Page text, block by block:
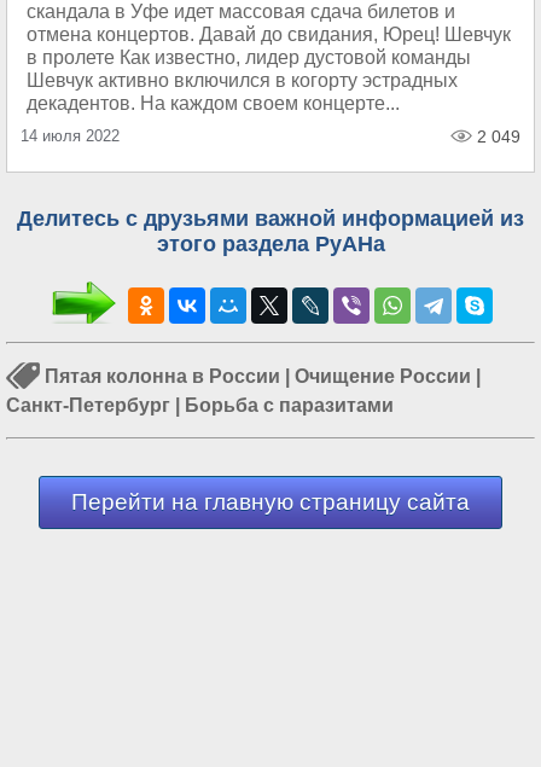
скандала в Уфе идет массовая сдача билетов и
отмена концертов. Давай до свидания, Юрец! Шевчук
в пролете Как известно, лидер дустовой команды
Шевчук активно включился в когорту эстрадных
декадентов. На каждом своем концерте...
14 июля 2022 2 049
Делитесь с друзьями важной информацией из
этого раздела РуАНа
Пятая колонна в России Очищение России
Санкт-Петербург
Борьба с паразитами
Перейти на главную страницу сайта